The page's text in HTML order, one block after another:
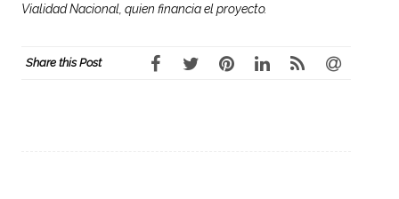
Vialidad Nacional, quien financia el proyecto.
Share this Post